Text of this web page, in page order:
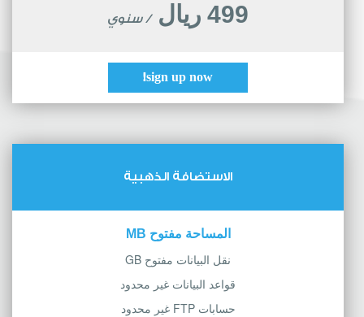
499 ريال / سنوي
sign up now!
الاستضافة الذهبية
المساحة مفتوح MB
نقل البيانات مفتوح GB
قواعد البيانات غير محدود
حسابات FTP غير محدود